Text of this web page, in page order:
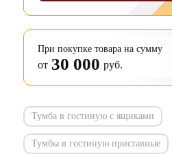
При покупке товара на сумму
от 30 000 руб.
Тумба в гостиную с ящиками
Тумбы в гостиную приставные